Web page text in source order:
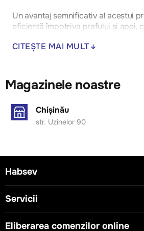
Un avantaj semnificativ al acestui
eficientă împotriva prafului și apei,
Montajul este simplificat, permițând
Placa de acoperire OL40TI respectă
standardului EN 60669-1, precum și
CE, garantând conformitatea cu
protecția mediului.
- Serie: LINE 7M
- Conformitate cu standarde: EN
CITEȘTE MAI MULT
Magazinele noastre
Chișinău
str. Uzinelor 90
Habsev
Servicii
Eliberarea comenzilor online